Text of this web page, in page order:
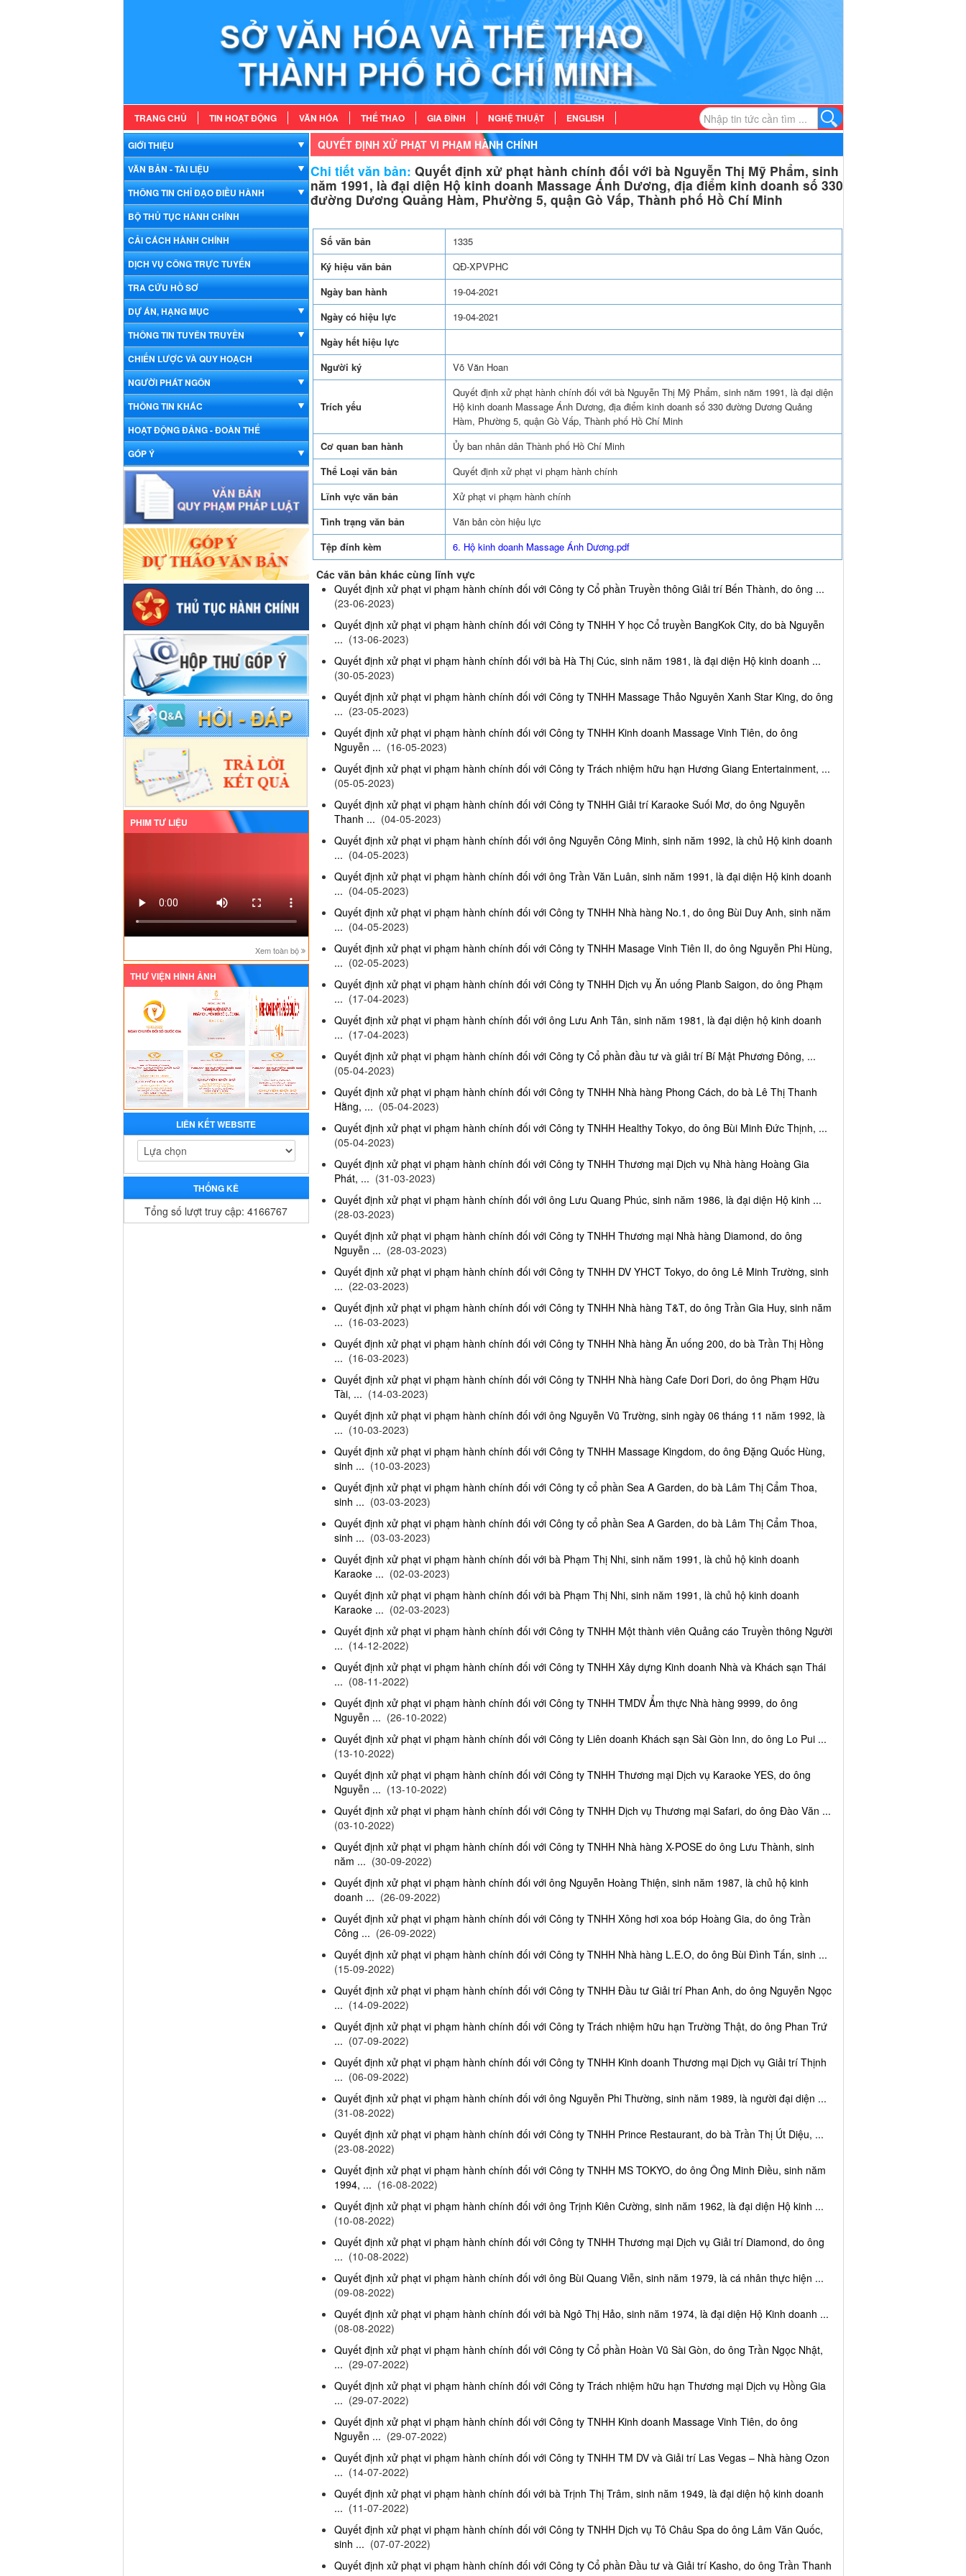
TRANG CHỦ TIN HOẠT ĐỘNG VĂN HÓA THỂ THAO GIA ĐÌNH NGHỆ THUẬT ENGLISH
GIỚI THIỆU
VĂN BẢN - TÀI LIỆU
THÔNG TIN CHỈ ĐẠO ĐIỀU HÀNH
BỘ THỦ TỤC HÀNH CHÍNH
CẢI CÁCH HÀNH CHÍNH
DỊCH VỤ CÔNG TRỰC TUYẾN
TRA CỨU HỒ SƠ
DỰ ÁN, HẠNG MỤC
THÔNG TIN TUYÊN TRUYỀN
CHIẾN LƯỢC VÀ QUY HOẠCH
NGƯỜI PHÁT NGÔN
THÔNG TIN KHÁC
HOẠT ĐỘNG ĐẢNG - ĐOÀN THỂ
GÓP Ý
PHIM TƯ LIỆU
Xem toàn bộ
THƯ VIỆN HÌNH ẢNH
LIÊN KẾT WEBSITE
THỐNG KÊ
Tổng số lượt truy cập: 4166767
QUYẾT ĐỊNH XỬ PHẠT VI PHẠM HÀNH CHÍNH
Chi tiết văn bản: Quyết định xử phạt hành chính đối với bà Nguyễn Thị Mỹ Phẩm, sinh
năm 1991, là đại diện Hộ kinh doanh Massage Ánh Dương, địa điểm kinh doanh số 330
đường Dương Quảng Hàm, Phường 5, quận Gò Vấp, Thành phố Hồ Chí Minh
Số văn bản
1335
Ký hiệu văn bản
QĐ-XPVPHC
Ngày ban hành
19-04-2021
Ngày có hiệu lực
19-04-2021
Ngày hết hiệu lực
Người ký
Võ Văn Hoan
Trích yếu
Quyết định xử phạt hành chính đối với bà Nguyễn Thị Mỹ Phẩm, sinh năm 1991, là đại diện
Hộ kinh doanh Massage Ánh Dương, địa điểm kinh doanh số 330 đường Dương Quảng
Hàm, Phường 5, quận Gò Vấp, Thành phố Hồ Chí Minh
Cơ quan ban hành
Ủy ban nhân dân Thành phố Hồ Chí Minh
Thể Loại văn bản
Quyết định xử phạt vi phạm hành chính
Lĩnh vực văn bản
Xử phạt vi phạm hành chính
Tình trạng văn bản
Văn bản còn hiệu lực
Tệp đính kèm
6. Hộ kinh doanh Massage Ánh Dương.pdf
Các văn bản khác cùng lĩnh vực
Quyết định xử phạt vi phạm hành chính đối với Công ty Cổ phần Truyền thông Giải trí Bến Thành, do ông ...
(23-06-2023)
Quyết định xử phạt vi phạm hành chính đối với Công ty TNHH Y học Cổ truyền BangKok City, do bà Nguyễn
... (13-06-2023)
Quyết định xử phạt vi phạm hành chính đối với bà Hà Thị Cúc, sinh năm 1981, là đại diện Hộ kinh doanh ...
(30-05-2023)
Quyết định xử phạt vi phạm hành chính đối với Công ty TNHH Massage Thảo Nguyên Xanh Star King, do ông
... (23-05-2023)
Quyết định xử phạt vi phạm hành chính đối với Công ty TNHH Kinh doanh Massage Vinh Tiên, do ông
Nguyễn ... (16-05-2023)
Quyết định xử phạt vi phạm hành chính đối với Công ty Trách nhiệm hữu hạn Hương Giang Entertainment, ...
(05-05-2023)
Quyết định xử phạt vi phạm hành chính đối với Công ty TNHH Giải trí Karaoke Suối Mơ, do ông Nguyễn
Thanh ... (04-05-2023)
Quyết định xử phạt vi phạm hành chính đối với ông Nguyễn Công Minh, sinh năm 1992, là chủ Hộ kinh doanh
... (04-05-2023)
Quyết định xử phạt vi phạm hành chính đối với ông Trần Văn Luân, sinh năm 1991, là đại diện Hộ kinh doanh
... (04-05-2023)
Quyết định xử phạt vi phạm hành chính đối với Công ty TNHH Nhà hàng No.1, do ông Bùi Duy Anh, sinh năm
... (04-05-2023)
Quyết định xử phạt vi phạm hành chính đối với Công ty TNHH Masage Vinh Tiên II, do ông Nguyễn Phi Hùng,
... (02-05-2023)
Quyết định xử phạt vi phạm hành chính đối với Công ty TNHH Dịch vụ Ăn uống Planb Saigon, do ông Phạm
... (17-04-2023)
Quyết định xử phạt vi phạm hành chính đối với ông Lưu Anh Tân, sinh năm 1981, là đại diện hộ kinh doanh
... (17-04-2023)
Quyết định xử phạt vi phạm hành chính đối với Công ty Cổ phần đầu tư và giải trí Bí Mật Phương Đông, ...
(05-04-2023)
Quyết định xử phạt vi phạm hành chính đối với Công ty TNHH Nhà hàng Phong Cách, do bà Lê Thị Thanh
Hằng, ... (05-04-2023)
Quyết định xử phạt vi phạm hành chính đối với Công ty TNHH Healthy Tokyo, do ông Bùi Minh Đức Thịnh, ...
(05-04-2023)
Quyết định xử phạt vi phạm hành chính đối với Công ty TNHH Thương mại Dịch vụ Nhà hàng Hoàng Gia
Phát, ... (31-03-2023)
Quyết định xử phạt vi phạm hành chính đối với ông Lưu Quang Phúc, sinh năm 1986, là đại diện Hộ kinh ...
(28-03-2023)
Quyết định xử phạt vi phạm hành chính đối với Công ty TNHH Thương mại Nhà hàng Diamond, do ông
Nguyễn ... (28-03-2023)
Quyết định xử phạt vi phạm hành chính đối với Công ty TNHH DV YHCT Tokyo, do ông Lê Minh Trường, sinh
... (22-03-2023)
Quyết định xử phạt vi phạm hành chính đối với Công ty TNHH Nhà hàng T&T, do ông Trần Gia Huy, sinh năm
... (16-03-2023)
Quyết định xử phạt vi phạm hành chính đối với Công ty TNHH Nhà hàng Ăn uống 200, do bà Trần Thị Hồng
... (16-03-2023)
Quyết định xử phạt vi phạm hành chính đối với Công ty TNHH Nhà hàng Cafe Dori Dori, do ông Phạm Hữu
Tài, ... (14-03-2023)
Quyết định xử phạt vi phạm hành chính đối với ông Nguyễn Vũ Trường, sinh ngày 06 tháng 11 năm 1992, là
... (10-03-2023)
Quyết định xử phạt vi phạm hành chính đối với Công ty TNHH Massage Kingdom, do ông Đặng Quốc Hùng,
sinh ... (10-03-2023)
Quyết định xử phạt vi phạm hành chính đối với Công ty cổ phần Sea A Garden, do bà Lâm Thị Cẩm Thoa,
sinh ... (03-03-2023)
Quyết định xử phạt vi phạm hành chính đối với Công ty cổ phần Sea A Garden, do bà Lâm Thị Cẩm Thoa,
sinh ... (03-03-2023)
Quyết định xử phạt vi phạm hành chính đối với bà Phạm Thị Nhi, sinh năm 1991, là chủ hộ kinh doanh
Karaoke ... (02-03-2023)
Quyết định xử phạt vi phạm hành chính đối với bà Phạm Thị Nhi, sinh năm 1991, là chủ hộ kinh doanh
Karaoke ... (02-03-2023)
Quyết định xử phạt vi phạm hành chính đối với Công ty TNHH Một thành viên Quảng cáo Truyền thông Người
... (14-12-2022)
Quyết định xử phạt vi phạm hành chính đối với Công ty TNHH Xây dựng Kinh doanh Nhà và Khách sạn Thái
... (08-11-2022)
Quyết định xử phạt vi phạm hành chính đối với Công ty TNHH TMDV Ẩm thực Nhà hàng 9999, do ông
Nguyễn ... (26-10-2022)
Quyết định xử phạt vi phạm hành chính đối với Công ty Liên doanh Khách sạn Sài Gòn Inn, do ông Lo Pui ...
(13-10-2022)
Quyết định xử phạt vi phạm hành chính đối với Công ty TNHH Thương mại Dịch vụ Karaoke YES, do ông
Nguyễn ... (13-10-2022)
Quyết định xử phạt vi phạm hành chính đối với Công ty TNHH Dịch vụ Thương mại Safari, do ông Đào Văn ...
(03-10-2022)
Quyết định xử phạt vi phạm hành chính đối với Công ty TNHH Nhà hàng X-POSE do ông Lưu Thành, sinh
năm ... (30-09-2022)
Quyết định xử phạt vi phạm hành chính đối với ông Nguyễn Hoàng Thiện, sinh năm 1987, là chủ hộ kinh
doanh ... (26-09-2022)
Quyết định xử phạt vi phạm hành chính đối với Công ty TNHH Xông hơi xoa bóp Hoàng Gia, do ông Trần
Công ... (26-09-2022)
Quyết định xử phạt vi phạm hành chính đối với Công ty TNHH Nhà hàng L.E.O, do ông Bùi Đình Tấn, sinh ...
(15-09-2022)
Quyết định xử phạt vi phạm hành chính đối với Công ty TNHH Đầu tư Giải trí Phan Anh, do ông Nguyễn Ngọc
... (14-09-2022)
Quyết định xử phạt vi phạm hành chính đối với Công ty Trách nhiệm hữu hạn Trường Thật, do ông Phan Trứ
... (07-09-2022)
Quyết định xử phạt vi phạm hành chính đối với Công ty TNHH Kinh doanh Thương mại Dịch vụ Giải trí Thịnh
... (06-09-2022)
Quyết định xử phạt vi phạm hành chính đối với ông Nguyễn Phi Thường, sinh năm 1989, là người đại diện ...
(31-08-2022)
Quyết định xử phạt vi phạm hành chính đối với Công ty TNHH Prince Restaurant, do bà Trần Thị Út Diệu, ...
(23-08-2022)
Quyết định xử phạt vi phạm hành chính đối với Công ty TNHH MS TOKYO, do ông Ông Minh Điều, sinh năm
1994, ... (16-08-2022)
Quyết định xử phạt vi phạm hành chính đối với ông Trịnh Kiên Cường, sinh năm 1962, là đại diện Hộ kinh ...
(10-08-2022)
Quyết định xử phạt vi phạm hành chính đối với Công ty TNHH Thương mại Dịch vụ Giải trí Diamond, do ông
... (10-08-2022)
Quyết định xử phạt vi phạm hành chính đối với ông Bùi Quang Viễn, sinh năm 1979, là cá nhân thực hiện ...
(09-08-2022)
Quyết định xử phạt vi phạm hành chính đối với bà Ngô Thị Hảo, sinh năm 1974, là đại diện Hộ Kinh doanh ...
(08-08-2022)
Quyết định xử phạt vi phạm hành chính đối với Công ty Cổ phần Hoàn Vũ Sài Gòn, do ông Trần Ngọc Nhật,
... (29-07-2022)
Quyết định xử phạt vi phạm hành chính đối với Công ty Trách nhiệm hữu hạn Thương mại Dịch vụ Hồng Gia
... (29-07-2022)
Quyết định xử phạt vi phạm hành chính đối với Công ty TNHH Kinh doanh Massage Vinh Tiên, do ông
Nguyễn ... (29-07-2022)
Quyết định xử phạt vi phạm hành chính đối với Công ty TNHH TM DV và Giải trí Las Vegas – Nhà hàng Ozon
... (14-07-2022)
Quyết định xử phạt vi phạm hành chính đối với bà Trịnh Thị Trâm, sinh năm 1949, là đại diện hộ kinh doanh
... (11-07-2022)
Quyết định xử phạt vi phạm hành chính đối với Công ty TNHH Dịch vụ Tô Châu Spa do ông Lâm Văn Quốc,
sinh ... (07-07-2022)
Quyết định xử phạt vi phạm hành chính đối với Công ty Cổ phần Đầu tư và Giải trí Kasho, do ông Trần Thanh